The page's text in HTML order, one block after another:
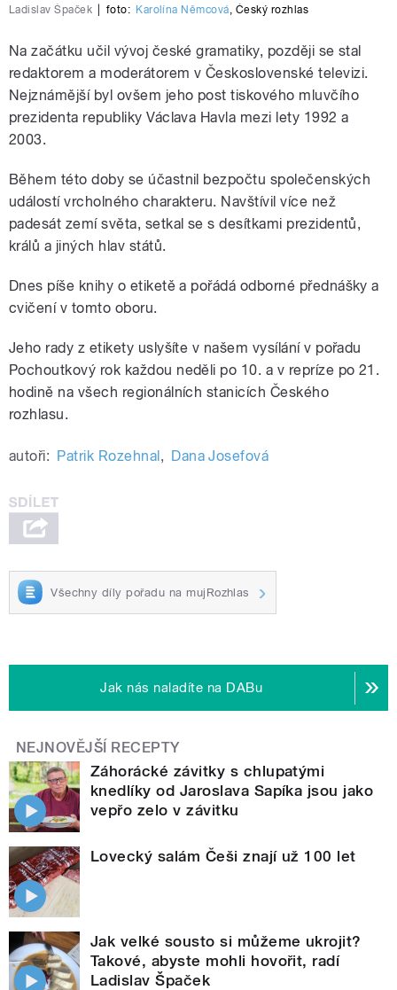
Ladislav Špaček foto: Karolína Němcová, Český rozhlas
Na začátku učil vývoj české gramatiky, později se stal
redaktorem a moderátorem v Československé televizi.
Nejznámější byl ovšem jeho post tiskového mluvčího
prezidenta republiky Václava Havla mezi lety 1992 a
2003.
Během této doby se účastnil bezpočtu společenských
událostí vrcholného charakteru. Navštívil více než
padesát zemí světa, setkal se s desítkami prezidentů,
králů a jiných hlav států.
Dnes píše knihy o etiketě a pořádá odborné přednášky a
cvičení v tomto oboru.
Jeho rady z etikety uslyšíte v našem vysílání v pořadu
Pochoutkový rok každou neděli po 10. a v repríze po 21.
hodině na všech regionálních stanicích Českého
rozhlasu.
autoři: Patrik Rozehnal, Dana Josefová
Všechny díly pořadu na mujRozhlas
Jak nás naladíte na DABu
NEJNOVĚJŠÍ RECEPTY
Záhorácké závitky s chlupatými
knedlíky od Jaroslava Sapíka jsou jako
vepřo zelo v závitku
Lovecký salám Češi znají už 100 let
Jak velké sousto si můžeme ukrojit?
Takové, abyste mohli hovořit, radí
Ladislav Špaček